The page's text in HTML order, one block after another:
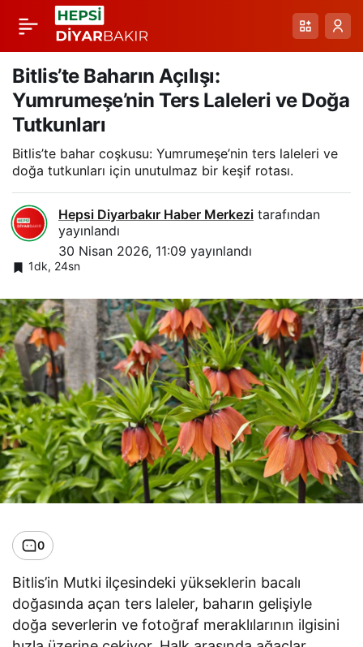
Bitlis’te Baharın Açılışı:
Yumrumeşe’nin Ters Laleleri ve Doğa
Tutkunları
Bitlis’te bahar coşkusu: Yumrumeşe’nin ters laleleri ve
doğa tutkunları için unutulmaz bir keşif rotası.
Hepsi Diyarbakır Haber Merkezi tarafından
yayınlandı
30 Nisan 2026, 11:09 yayınlandı
1dk, 24sn
0
Bitlis’in Mutki ilçesindeki yükseklerin bacalı
doğasında açan ters laleler, baharın gelişiyle
doğa severlerin ve fotoğraf meraklılarının ilgisini
Karayazı Köyceğiz
Göleti Taşkını ve
Ekiplerin Müdahalesi
Paylaş